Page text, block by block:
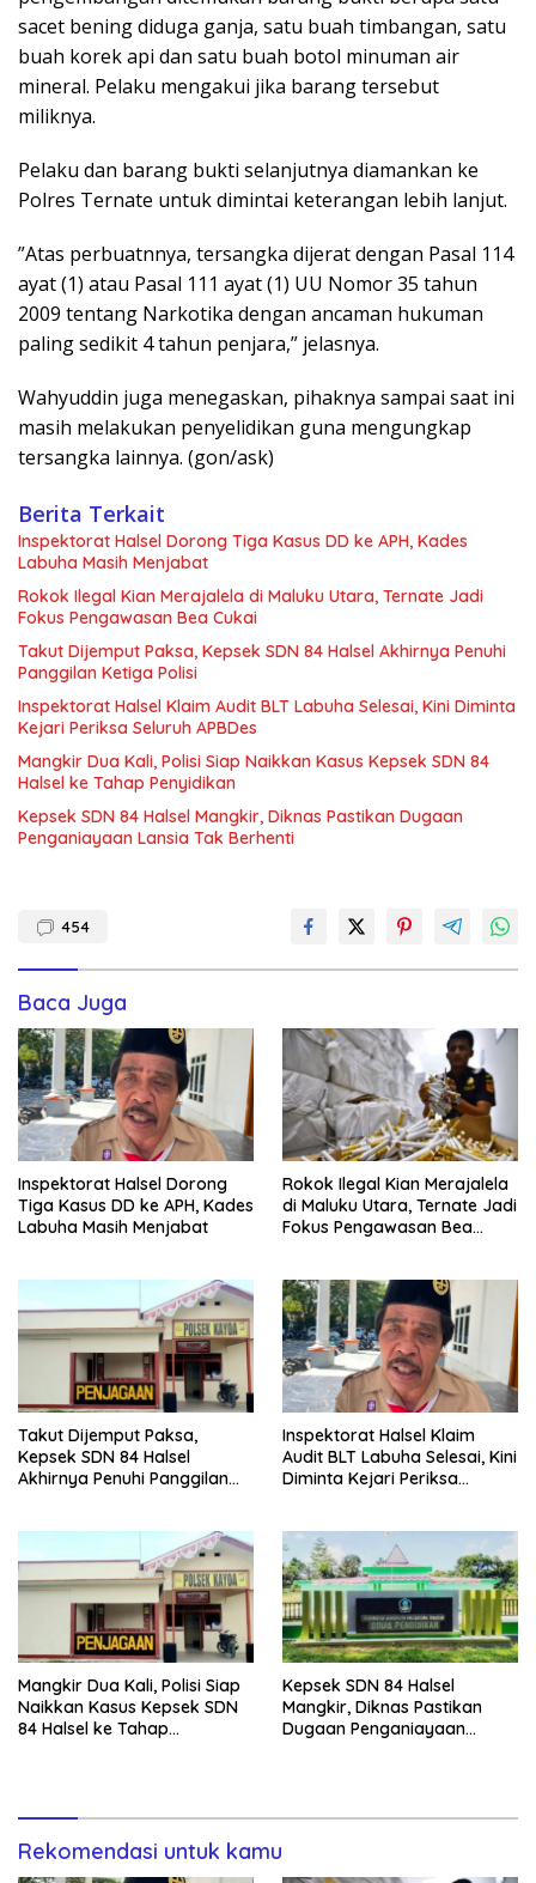
sacet bening diduga ganja, satu buah timbangan, satu
buah korek api dan satu buah botol minuman air
mineral. Pelaku mengakui jika barang tersebut
miliknya.
Pelaku dan barang bukti selanjutnya diamankan ke
Polres Ternate untuk dimintai keterangan lebih lanjut.
”Atas perbuatnnya, tersangka dijerat dengan Pasal 114
ayat (1) atau Pasal 111 ayat (1) UU Nomor 35 tahun
2009 tentang Narkotika dengan ancaman hukuman
paling sedikit 4 tahun penjara,” jelasnya.
Wahyuddin juga menegaskan, pihaknya sampai saat ini
masih melakukan penyelidikan guna mengungkap
tersangka lainnya. (gon/ask)
Berita Terkait
Inspektorat Halsel Dorong Tiga Kasus DD ke APH, Kades
Labuha Masih Menjabat
Rokok Ilegal Kian Merajalela di Maluku Utara, Ternate Jadi
Fokus Pengawasan Bea Cukai
Takut Dijemput Paksa, Kepsek SDN 84 Halsel Akhirnya Penuhi
Panggilan Ketiga Polisi
Inspektorat Halsel Klaim Audit BLT Labuha Selesai, Kini Diminta
Kejari Periksa Seluruh APBDes
Mangkir Dua Kali, Polisi Siap Naikkan Kasus Kepsek SDN 84
Halsel ke Tahap Penyidikan
Kepsek SDN 84 Halsel Mangkir, Diknas Pastikan Dugaan
Penganiayaan Lansia Tak Berhenti
454
Baca Juga
Inspektorat Halsel Dorong
Tiga Kasus DD ke APH, Kades
Labuha Masih Menjabat
Rokok Ilegal Kian Merajalela
di Maluku Utara, Ternate Jadi
Fokus Pengawasan Bea
Takut Dijemput Paksa,
Kepsek SDN 84 Halsel
Akhirnya Penuhi Panggilan
Inspektorat Halsel Klaim
Audit BLT Labuha Selesai, Kini
Diminta Kejari Periksa
Mangkir Dua Kali, Polisi Siap
Naikkan Kasus Kepsek SDN
84 Halsel ke Tahap
Kepsek SDN 84 Halsel
Mangkir, Diknas Pastikan
Dugaan Penganiayaan
Rekomendasi untuk kamu